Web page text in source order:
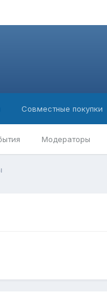
Модераторы
Совместные покупки